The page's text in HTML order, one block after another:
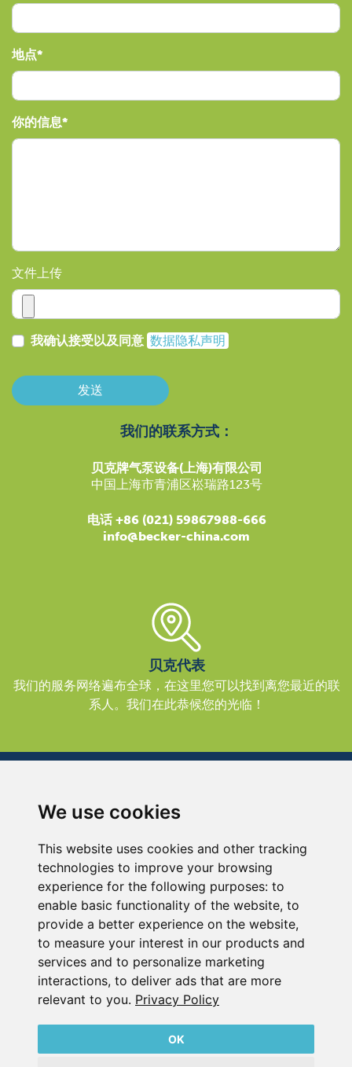
We use cookies
This website uses cookies and other tracking
technologies to improve your browsing
experience for the following purposes: to
enable basic functionality of the website, to
provide a better experience on the website,
to measure your interest in our products and
services and to personalize marketing
interactions, to deliver ads that are more
relevant to you. Privacy Policy
OK
地点
你的信息
文件上传
我确认接受以及同意 数据隐私声明
发送
我们的联系方式：
贝克牌气泵设备(上海)有限公司
中国上海市青浦区崧瑞路123号
电话 +86 (021) 59867988-666
info@becker-china.com
贝克代表
我们的服务网络遍布全球，在这里您可以找到离您最近的联
系人。我们在此恭候您的光临！
中国上海市青浦区崧瑞路123号
电话：+86 21 59867988-666
传真：+86 21 33250530
版本说明
数据隐私声明
内容